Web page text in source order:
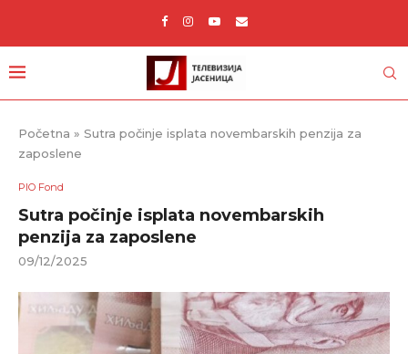
Početna » Sutra počinje isplata novembarskih penzija za
zaposlene
PIO Fond
Sutra počinje isplata novembarskih
penzija za zaposlene
09/12/2025